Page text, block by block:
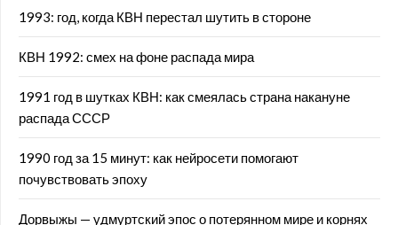
1993: год, когда КВН перестал шутить в стороне
КВН 1992: смех на фоне распада мира
1991 год в шутках КВН: как смеялась страна накануне
распада СССР
1990 год за 15 минут: как нейросети помогают
почувствовать эпоху
Дорвыжы — удмуртский эпос о потерянном мире и корнях